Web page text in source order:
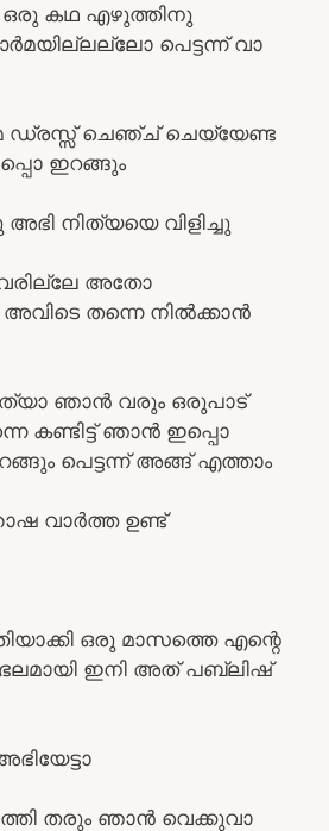
കഥ എഴുത്തിനു
പെട്ടന്ന് വാ
ഡ്രസ്സ്‌ ചെഞ്ച് ചെയ്യേണ്ട
ഇറങ്ങും
നിത്യയെ വിളിച്ചു
അതോ
തന്നെ നിൽക്കാൻ
ഞാൻ വരും ഒരുപാട്
കണ്ടിട്ട് ഞാൻ ഇപ്പൊ
പെട്ടന്ന് അങ്ങ് എത്താം
വാർത്ത ഉണ്ട്
ഒരു മാസത്തെ എന്റെ
ഇനി അത് പബ്ലിഷ്
തരും ഞാൻ വെക്കുവാ